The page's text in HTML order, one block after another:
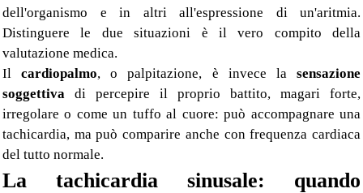
dell'organismo e in altri all'espressione di un'aritmia.
Distinguere le due situazioni è il vero compito della
valutazione medica.
Ilcardiopalmo, o palpitazione, è invece lasensazione
soggettiva di percepire il proprio battito, magari forte,
irregolare o come un tuffo al cuore: può accompagnare una
tachicardia, ma può comparire anche con frequenza cardiaca
del tutto normale.
La tachicardia sinusale: quando